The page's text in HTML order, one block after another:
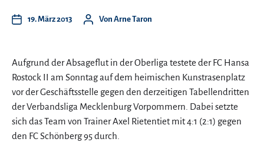
19. März 2013 Von Arne Taron
Aufgrund der Absageflut in der Oberliga testete der FC Hansa
Rostock II am Sonntag auf dem heimischen Kunstrasenplatz
vor der Geschäftsstelle gegen den derzeitigen Tabellendritten
der Verbandsliga Mecklenburg Vorpommern. Dabei setzte
sich das Team von Trainer Axel Rietentiet mit 4:1 (2:1) gegen
den FC Schönberg 95 durch.